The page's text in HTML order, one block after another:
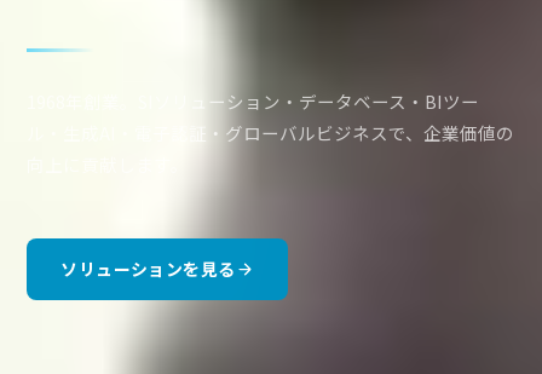
1968年創業。SIソリューション・データベース・BIツー
ル・生成AI・電子認証・グローバルビジネスで、企業価値の
ソリューションを見る